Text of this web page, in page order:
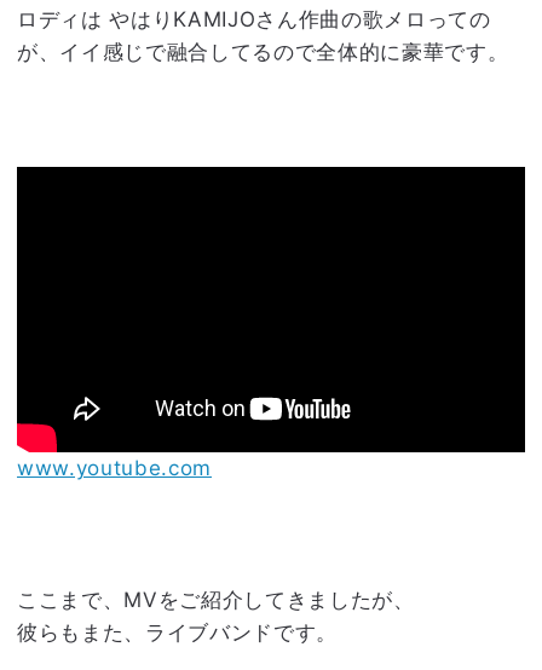
ロディは やはりKAMIJOさん作曲の歌メロっての
が、イイ感じで融合してるので全体的に豪華です。
www.youtube.com
ここまで、MVをご紹介してきましたが、
彼らもまた、ライブバンドです。